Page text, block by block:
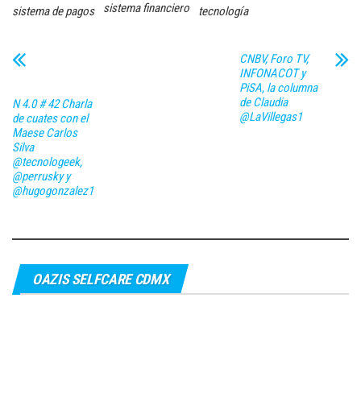
sistema de pagos
sistema financiero tecnología
N 4.0 # 42 Charla
de cuates con el
Maese Carlos
Silva
@tecnologeek,
@perrusky y
@hugogonzalez1
CNBV, Foro TV,
INFONACOT y
PiSA, la columna
de Claudia
@LaVillegas1
OAZIS SELFCARE CDMX